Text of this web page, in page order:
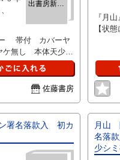
出書房新社
＞ 毛筆
（月山）署
名入り本で
す。と
帯付 カバーヤ
無し 本体天少点
縦に体シミ 本体三
線引き無し 書き込
態良好です。 月
年に河出書房新社
（羽黒山等）の麓で
た体験をもとに描か
川賞を受賞しまし
境界や宇宙的な思念
佐藤書房
『月
【状
ます
の「
たが
状態の
古品
いれな
疵に
参考に
署名落款入 初カ
月山
名落
少シ